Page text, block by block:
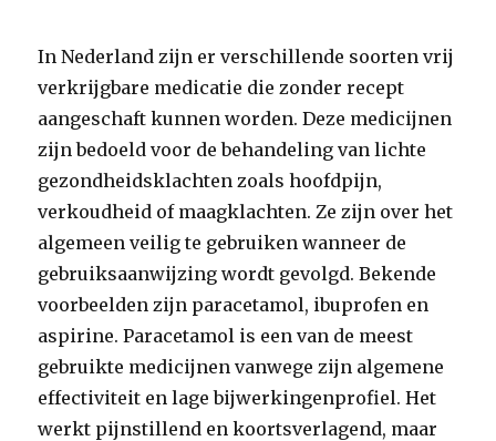
In Nederland zijn er verschillende soorten vrij
verkrijgbare medicatie die zonder recept
aangeschaft kunnen worden. Deze medicijnen
zijn bedoeld voor de behandeling van lichte
gezondheidsklachten zoals hoofdpijn,
verkoudheid of maagklachten. Ze zijn over het
algemeen veilig te gebruiken wanneer de
gebruiksaanwijzing wordt gevolgd. Bekende
voorbeelden zijn paracetamol, ibuprofen en
aspirine. Paracetamol is een van de meest
gebruikte medicijnen vanwege zijn algemene
effectiviteit en lage bijwerkingenprofiel. Het
werkt pijnstillend en koortsverlagend, maar